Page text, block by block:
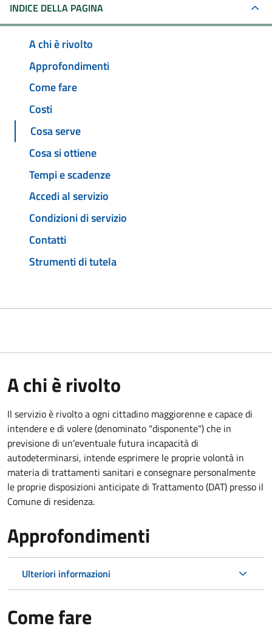
INDICE DELLA PAGINA
A chi è rivolto
Approfondimenti
Come fare
Costi
Cosa serve
Cosa si ottiene
Tempi e scadenze
Accedi al servizio
Condizioni di servizio
Contatti
Strumenti di tutela
A chi è rivolto
Il servizio è rivolto a ogni cittadino maggiorenne e capace di
intendere e di volere (denominato "disponente") che in
previsione di un'eventuale futura incapacità di
autodeterminarsi, intende esprimere le proprie volontà in
materia di trattamenti sanitari e consegnare personalmente
le proprie disposizioni anticipate di Trattamento (DAT) presso il
Comune di residenza.
Approfondimenti
Ulteriori informazioni
Come fare